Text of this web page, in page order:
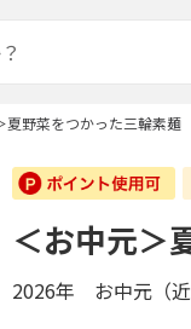
夏野菜をつかった三輪素麺
＜お中元＞
2026年 お中元（近